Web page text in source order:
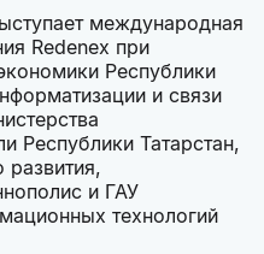
международная
Redenex при
Республики
и связи
Республики Татарстан,
развития,
и ГАУ
технологий